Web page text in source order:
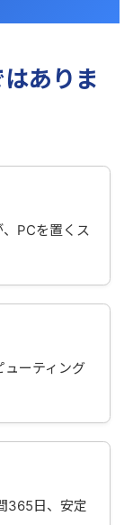
ありま
PCを置くス
ューティング
365日、安定